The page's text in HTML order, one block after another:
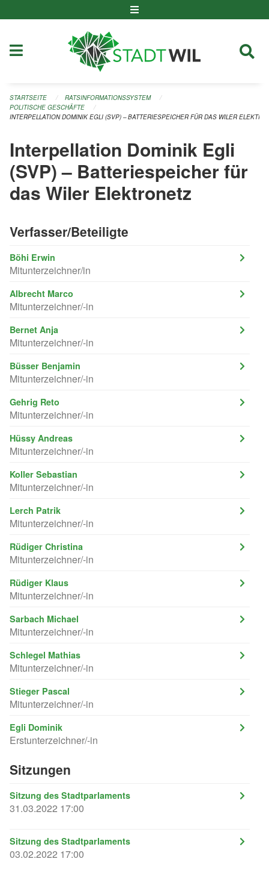
STARTSEITE
RATSINFORMATIONSSYSTEM
POLITISCHE GESCHÄFTE
INTERPELLATION DOMINIK EGLI (SVP) – BATTERIESPEICHER FÜR DAS WILER
Interpellation Dominik Egli
(SVP) – Batteriespeicher für
das Wiler Elektronetz
Verfasser/Beteiligte
Böhi Erwin
Mitunterzeichner/in
Albrecht Marco
Mitunterzeichner/-in
Bernet Anja
Mitunterzeichner/-in
Büsser Benjamin
Mitunterzeichner/-in
Gehrig Reto
Mitunterzeichner/-in
Hüssy Andreas
Mitunterzeichner/-in
Koller Sebastian
Mitunterzeichner/-in
Lerch Patrik
Mitunterzeichner/-in
Rüdiger Christina
Mitunterzeichner/-in
Rüdiger Klaus
Mitunterzeichner/-in
Sarbach Michael
Mitunterzeichner/-in
Schlegel Mathias
Mitunterzeichner/-in
Stieger Pascal
Mitunterzeichner/-in
Egli Dominik
Erstunterzeichner/-in
Sitzungen
Sitzung des Stadtparlaments
31.03.2022 17:00
Sitzung des Stadtparlaments
03.02.2022 17:00